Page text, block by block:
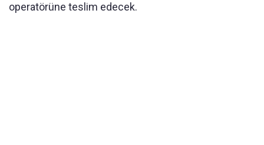
operatörüne teslim edecek.